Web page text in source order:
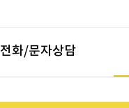
전화/문자상담